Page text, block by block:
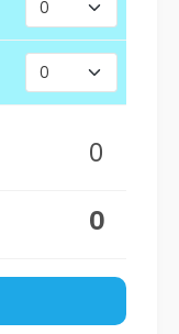
0
0